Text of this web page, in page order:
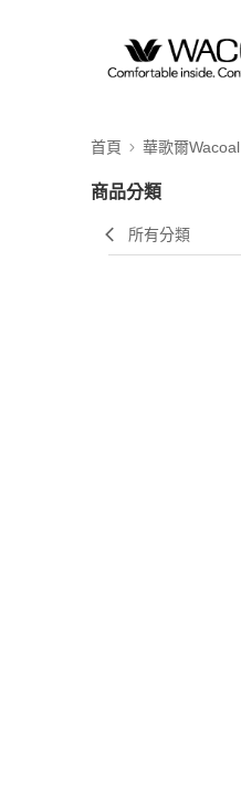
首頁 華歌爾Wacoal
商品分類
所有分類